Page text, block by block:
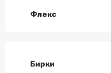
Флекс
Бирки